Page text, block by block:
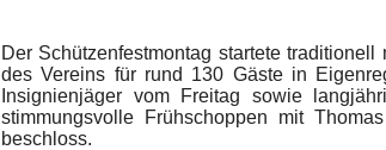
Der Schützenfestmontag startete
des Vereins für rund 130 Gäste in
Insignienjäger vom Freitag sowie
stimmungsvolle Frühschoppen mit
beschloss.